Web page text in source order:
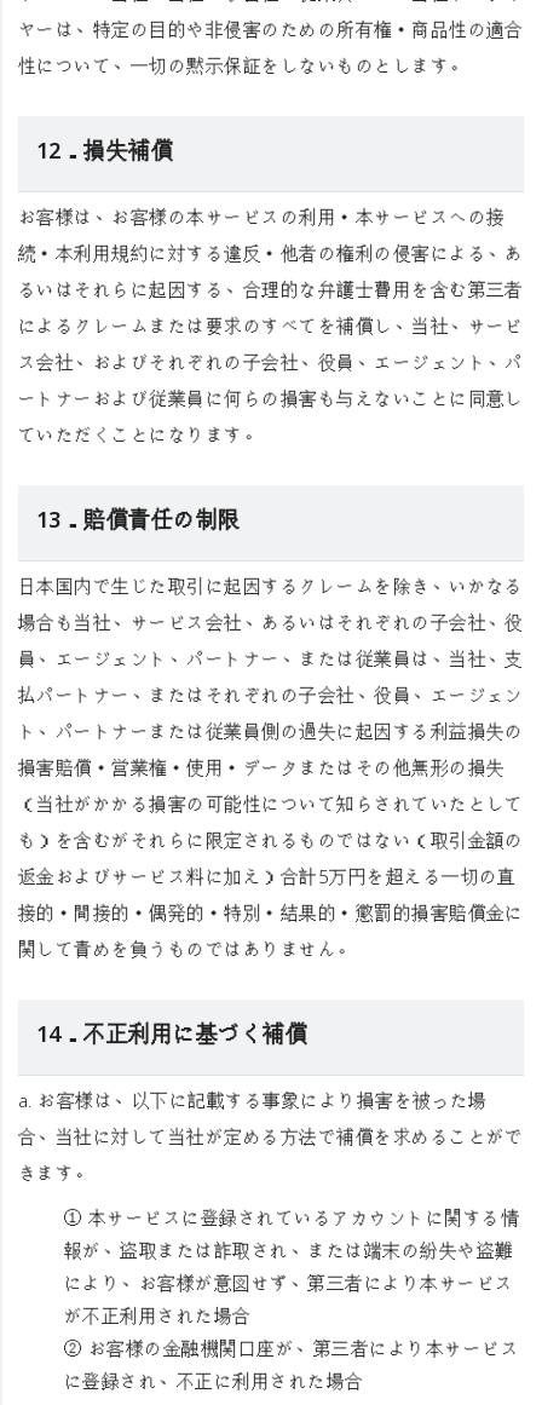
ヤーは、特定の目的や非侵害のための所有権・商品性の適合
性について、一切の黙示保証をしないものとします。
12．損失補償
お客様は、お客様の本サービスの利用・本サービスへの接
続・本利用規約に対する違反・他者の権利の侵害による、あ
るいはそれらに起因する、合理的な弁護士費用を含む第三者
によるクレームまたは要求のすべてを補償し、当社、サービ
ス会社、およびそれぞれの子会社、役員、エージェント、パ
ートナーおよび従業員に何らの損害も与えないことに同意し
ていただくことになります。
13．賠償責任の制限
日本国内で生じた取引に起因するクレームを除き、いかなる
場合も当社、サービス会社、あるいはそれぞれの子会社、役
員、エージェント、パートナー、または従業員は、当社、支
払パートナー、またはそれぞれの子会社、役員、エージェン
ト、パートナーまたは従業員側の過失に起因する利益損失の
損害賠償・営業権・使用・データまたはその他無形の損失
（当社がかかる損害の可能性について知らされていたとして
も）を含むがそれらに限定されるものではない（取引金額の
返金およびサービス料に加え）合計5万円を超える一切の直
接的・間接的・偶発的・特別・結果的・懲罰的損害賠償金に
関して責めを負うものではありません。
14．不正利用に基づく補償
a. お客様は、以下に記載する事象により損害を被った場
合、当社に対して当社が定める方法で補償を求めることがで
きます。
① 本サービスに登録されているアカウントに関する情
報が、盗取または詐取され、または端末の紛失や盗難
により、お客様が意図せず、第三者により本サービス
が不正利用された場合
② お客様の金融機関口座が、第三者により本サービス
に登録され、不正に利用された場合